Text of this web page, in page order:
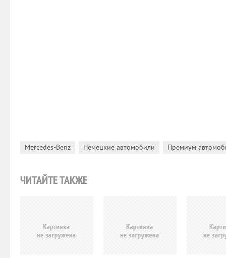
Mercedes-Benz Немецкие автомобили Премиум
ЧИТАЙТЕ ТАКЖЕ